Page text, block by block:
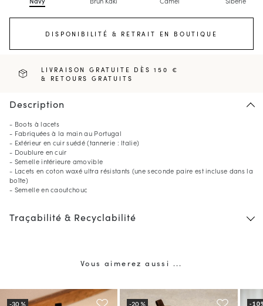
DISPONIBILITÉ & RETRAIT EN BOUTIQUE
LIVRAISON GRATUITE DÈS 150 €
& RETOURS GRATUITS
Description
- Boots à lacets
- Fabriquées à la main au Portugal
- Extérieur en cuir suédé (tannerie : Italie)
- Doublure en cuir
- Semelle intérieure amovible
- Lacets en coton waxé ultra résistants (une seconde paire est incluse dans la
boîte)
- Semelle en caoutchouc
Traçabilité & Recyclabilité
Vous aimerez aussi ...